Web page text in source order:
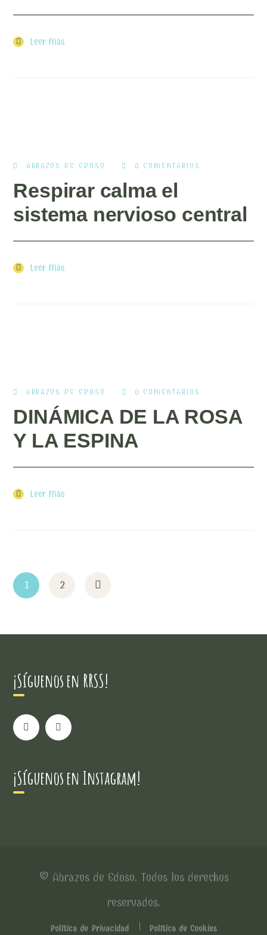
Leer Más
ABRAZOS DE EDUSO 0 COMENTARIOS
Respirar calma el
sistema nervioso central
Leer Más
ABRAZOS DE EDUSO 0 COMENTARIOS
DINÁMICA DE LA ROSA
Y LA ESPINA
Leer Más
1 2
¡Síguenos en RRSS!
¡Síguenos en Instagram!
© Abrazos de Eduso. Todos los derechos
reservados.
Política de Privacidad Política de Cookies